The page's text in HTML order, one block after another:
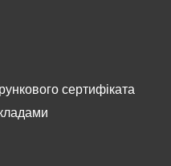
сертифіката